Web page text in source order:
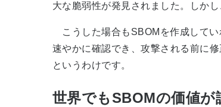
大な脆弱性が発見されました。しか
こうした場合もSBOMを作成してい
速やかに確認でき、攻撃される前に
というわけです。
世界でもSBOMの価値が